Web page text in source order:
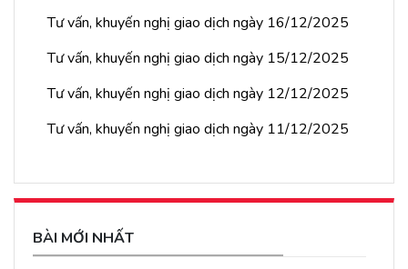
Tư vấn, khuyến nghị giao dịch ngày 16/12/2025
Tư vấn, khuyến nghị giao dịch ngày 15/12/2025
Tư vấn, khuyến nghị giao dịch ngày 12/12/2025
Tư vấn, khuyến nghị giao dịch ngày 11/12/2025
BÀI MỚI NHẤT